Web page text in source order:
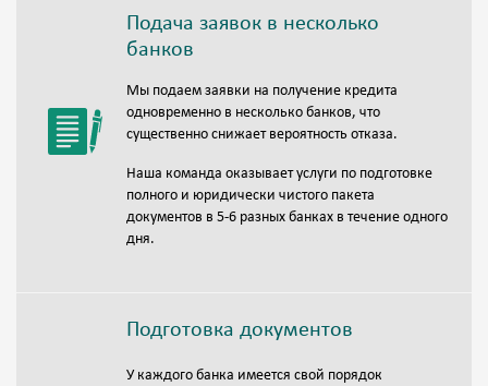
Подача заявок в несколько
банков
Мы подаем заявки на получение кредита
одновременно в несколько банков, что
существенно снижает вероятность отказа.
Наша команда оказывает услуги по подготовке
полного и юридически чистого пакета
документов в 5-6 разных банках в течение одного
дня.
Подготовка документов
У каждого банка имеется свой порядок